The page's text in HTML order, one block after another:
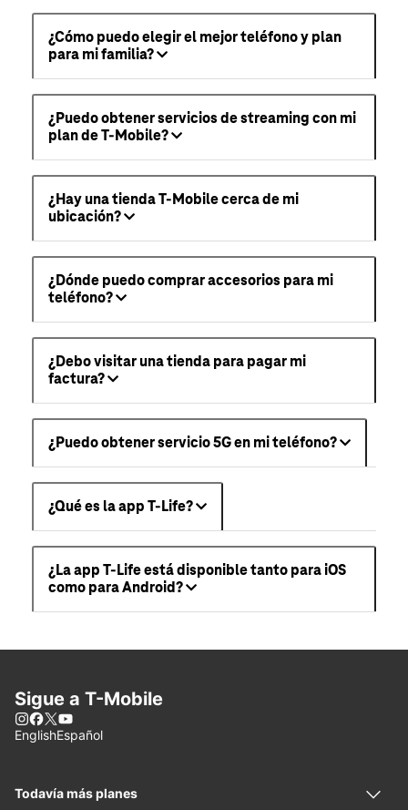
¿Cómo puedo elegir el mejor teléfono y plan
para mi familia?
¿Puedo obtener servicios de streaming con mi
plan de T-Mobile?
¿Hay una tienda T-Mobile cerca de mi
ubicación?
¿Dónde puedo comprar accesorios para mi
teléfono?
¿Debo visitar una tienda para pagar mi
factura?
¿Puedo obtener servicio 5G en mi teléfono?
¿Qué es la app T-Life?
¿La app T-Life está disponible tanto para iOS
como para Android?